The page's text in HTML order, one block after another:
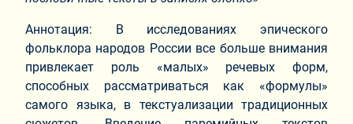
Аннотация: В исследованиях эпического
фольклора народов России все больше внимания
привлекает роль «малых» речевых форм,
способных рассматриваться как «формулы»
самого языка, в текстуализации традиционных